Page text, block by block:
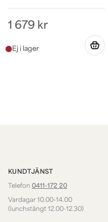
1 679 kr
KUNDTJÄNST
Telefon 0411-172 20
Vardagar 10.00-14.00
(lunchstängt 12.00-12.30)